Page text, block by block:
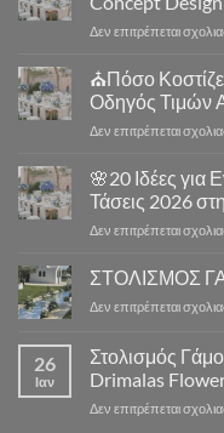
Δεν επιτρέπεται
⛪Πόσο
Οδηγός Τιμών
Δεν επιτρέπεται
🌸20 Ιδέες για
Τάσεις 2026
Δεν επιτρέπεται
ΣΤΟΛΙΣΜΟΣ
Δεν επιτρέπεται
26
Ιαν
Στολισμός
Drimalas
Δεν επιτρέπεται